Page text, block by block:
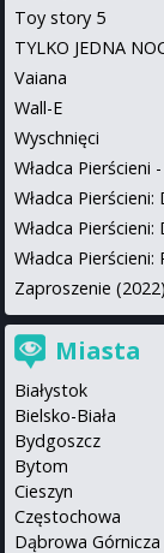
Toy story 5
TYLKO JEDNA
Vaiana
Wall-E
Wyschnięci
Władca Pierścieni
Władca
Władca
Władca
Zaproszenie (2022)
Miasta
Białystok
Bielsko-Biała
Bydgoszcz
Bytom
Cieszyn
Częstochowa
Dąbrowa Górnicza